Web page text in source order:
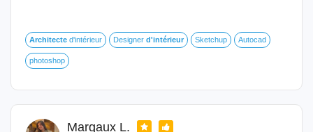
Architecte d'intérieur Designer d'intérieur Sketchup Autocad
photoshop
Margaux L.